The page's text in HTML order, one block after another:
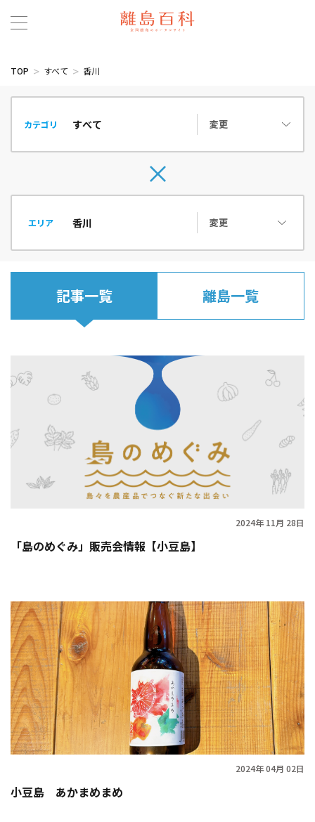
TOP すべて 香川
カテゴリ 変更
エリア 変更
記事一覧 離島一覧
2024年 11月 28日
「島のめぐみ」販売会情報【小豆島】
2024年 04月 02日
小豆島 あかまめまめ